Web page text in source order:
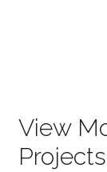
View
Projects